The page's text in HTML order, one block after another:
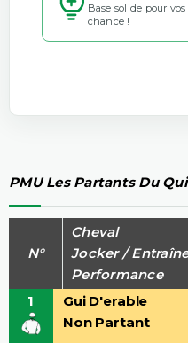
Base solide pour
chance !
PMU Les Partants Du
N°
Cheval
Jocker /
Performance
1
Gui D'erable
Non Partant